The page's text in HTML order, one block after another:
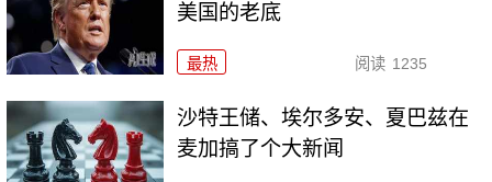
美国的老底
最热 阅读 1235
沙特王储、埃尔多安、夏巴兹在
麦加搞了个大新闻